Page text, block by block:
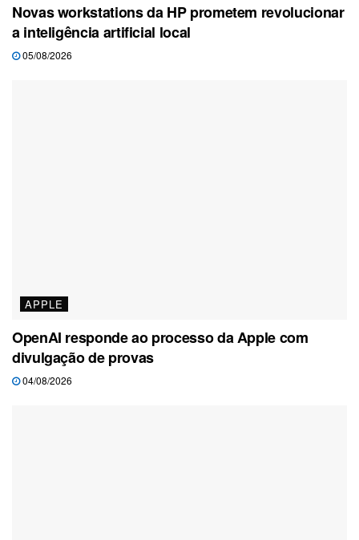
Novas workstations da HP prometem revolucionar
a inteligência artificial local
05/08/2026
APPLE
OpenAI responde ao processo da Apple com
divulgação de provas
04/08/2026